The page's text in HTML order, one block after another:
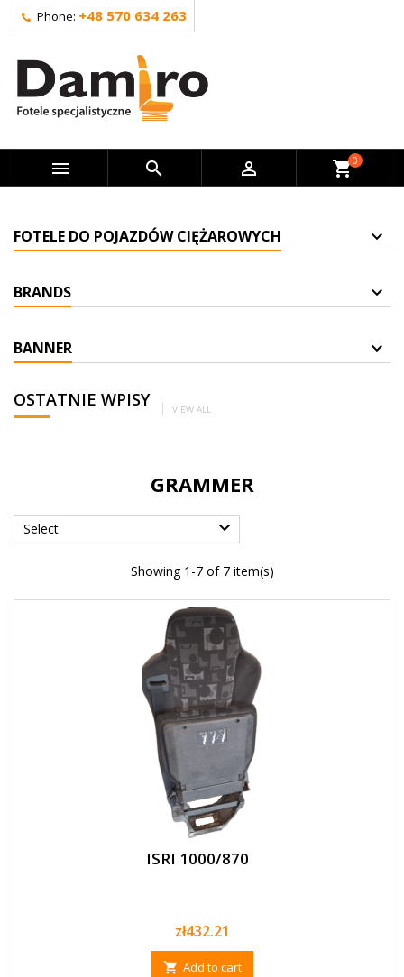
Phone: +48 570 634 263
   shopping_cart0
FOTELE DO POJAZDÓW CIĘŻAROWYCH
BRANDS
BANNER
OSTATNIE WPISY VIEW ALL
GRAMMER
Select 
Showing 1-7 of 7 item(s)
ISRI 1000/870
Price
zł432.21
 Add to cart